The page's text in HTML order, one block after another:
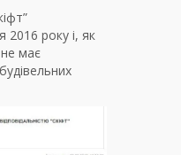
2016 року і, як
має